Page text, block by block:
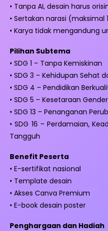
• Tanpa AI, desain harus
• Sertakan narasi (maksimal
• Karya tidak mengandung
Pilihan Subtema
• SDG 1 – Tanpa Kemiskinan
• SDG 3 – Kehidupan Sehat
• SDG 4 – Pendidikan
• SDG 5 – Kesetaraan Gender
• SDG 13 – Penanganan
• SDG 16 – Perdamaian,
Tangguh
Benefit Peserta
• E-sertifikat nasional
• Template desain
• Akses Canva Premium
• E-book desain poster
Penghargaan dan Hadiah